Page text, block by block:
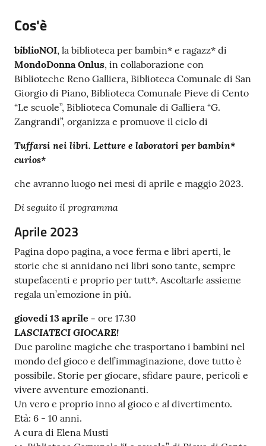
Cos'è
biblioNOI, la biblioteca per bambin* e ragazz* di
MondoDonna Onlus, in collaborazione con
Biblioteche Reno Galliera, Biblioteca Comunale di San
Giorgio di Piano, Biblioteca Comunale Pieve di Cento
“Le scuole”, Biblioteca Comunale di Galliera “G.
Zangrandi”, organizza e promuove il ciclo di
Tuffarsi nei libri. Letture e laboratori per bambin*
curios*
che avranno luogo nei mesi di aprile e maggio 2023.
Di seguito il programma
Aprile 2023
Pagina dopo pagina, a voce ferma e libri aperti, le
storie che si annidano nei libri sono tante, sempre
stupefacenti e proprio per tutt*. Ascoltarle assieme
regala un’emozione in più.
giovedi 13 aprile - ore 17.30
LASCIATECI GIOCARE!
Due paroline magiche che trasportano i bambini nel
mondo del gioco e dell’immaginazione, dove tutto è
possibile. Storie per giocare, sfidare paure, pericoli e
vivere avventure emozionanti.
Un vero e proprio inno al gioco e al divertimento.
Età: 6 - 10 anni.
A cura di Elena Musti